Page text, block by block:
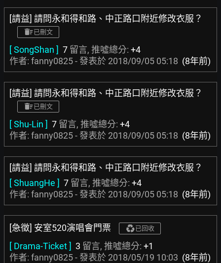
[請益] 請問永和得和路、中正路口附近修改衣服？
已刪文
[ SongShan ] 7 留言, 推噓總分: +4
作者: fanny0825 - 發表於 2018/09/05 05:18 (8年前)
[請益] 請問永和得和路、中正路口附近修改衣服？
已刪文
[ Shu-Lin ] 7 留言, 推噓總分: +4
作者: fanny0825 - 發表於 2018/09/05 05:18 (8年前)
[請益] 請問永和得和路、中正路口附近修改衣服？
[ ShuangHe ] 7 留言, 推噓總分: +4
作者: fanny0825 - 發表於 2018/09/05 05:18 (8年前)
[急徵] 安室520演唱會門票 已回收
[ Drama-Ticket ] 3 留言, 推噓總分: +1
作者: fanny0825 - 發表於 2018/05/19 10:03 (8年前)